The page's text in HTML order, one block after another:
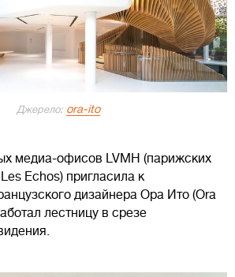
Джерело: ora-ito
медиа-офисов LVMH (парижских
Echos) пригласила к
дизайнера Ора Ито (Ora
лестницу в срезе